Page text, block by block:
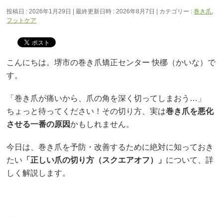
投稿日 : 2026年1月29日 最終更新日時 : 2026年8月7日 カテゴリー :巻き爪
フットケア
こんにちは。堺市の巻き爪矯正センター 快梛（かいな）で
す。
「巻き爪が痛いから、爪の角を深く切ってしまおう…」
ちょっと待ってください！その切り方、実は巻き爪を悪化
させる一番の原因かもしれません。
今日は、巻き爪を予防・改善するために絶対に知っておき
たい 「正しい爪の切り方（スクエアオフ）」 について、詳
しく解説します。